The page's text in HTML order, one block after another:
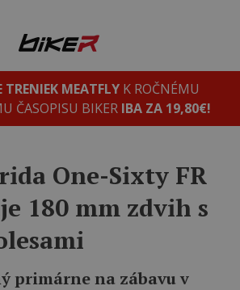
TRENIEK MEATFLYK ROČNÉMU
ČASOPISU BIKER IBA ZA 19,80€!
One-Sixty FR
180 mm zdvih s
primárne na zábavu v